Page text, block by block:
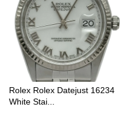
Rolex Rolex Datejust 16234
White Stai...